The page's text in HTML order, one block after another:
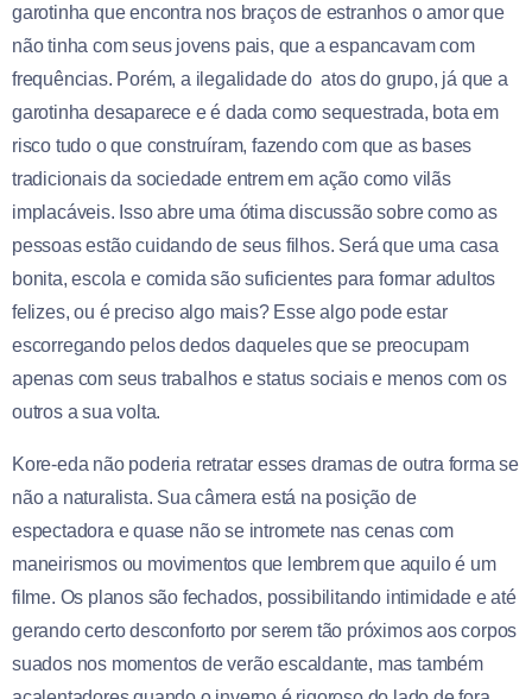
garotinha que encontra nos braços de estranhos o amor que
não tinha com seus jovens pais, que a espancavam com
frequências. Porém, a ilegalidade do atos do grupo, já que a
garotinha desaparece e é dada como sequestrada, bota em
risco tudo o que construíram, fazendo com que as bases
tradicionais da sociedade entrem em ação como vilãs
implacáveis. Isso abre uma ótima discussão sobre como as
pessoas estão cuidando de seus filhos. Será que uma casa
bonita, escola e comida são suficientes para formar adultos
felizes, ou é preciso algo mais? Esse algo pode estar
escorregando pelos dedos daqueles que se preocupam
apenas com seus trabalhos e status sociais e menos com os
outros a sua volta.
Kore-eda não poderia retratar esses dramas de outra forma se
não a naturalista. Sua câmera está na posição de
espectadora e quase não se intromete nas cenas com
maneirismos ou movimentos que lembrem que aquilo é um
filme. Os planos são fechados, possibilitando intimidade e até
gerando certo desconforto por serem tão próximos aos corpos
suados nos momentos de verão escaldante, mas também